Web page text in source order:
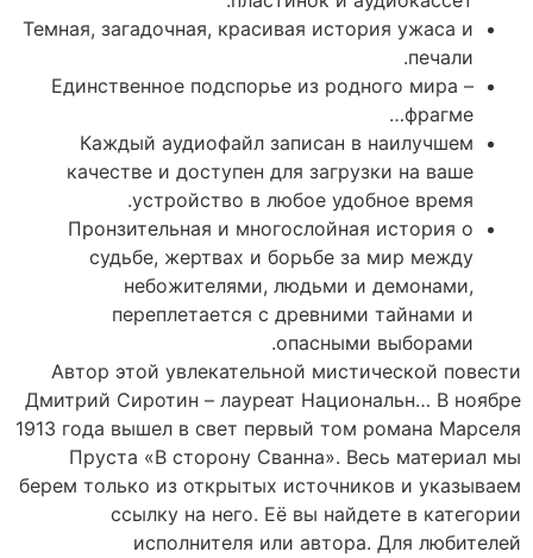
Темная, загадочная, красивая история ужаса и
печали.
Единственное подспорье из родного мира –
фрагме…
Каждый аудиофайл записан в наилучшем
качестве и доступен для загрузки на ваше
устройство в любое удобное время.
Пронзительная и многослойная история о
судьбе, жертвах и борьбе за мир между
небожителями, людьми и демонами,
переплетается с древними тайнами и
опасными выборами.
Автор этой увлекательной мистической повести
Дмитрий Сиротин – лауреат Национальн… В ноябре
1913 года вышел в свет первый том романа Марселя
Пруста «В сторону Сванна». Весь материал мы
берем только из открытых источников и указываем
ссылку на него. Её вы найдете в категории
исполнителя или автора. Для любителей